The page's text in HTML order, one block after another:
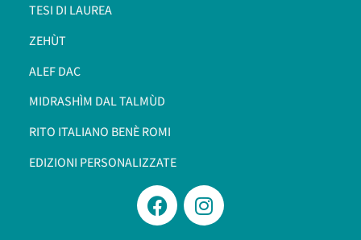
TESI DI LAUREA
ZEHÙT
ALEF DAC
MIDRASHÌM DAL TALMÙD
RITO ITALIANO BENÈ ROMI​
EDIZIONI PERSONALIZZATE